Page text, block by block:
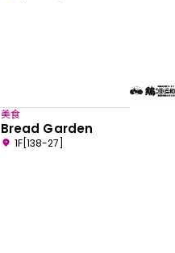
美食
Bread Garden
1F[138-27]